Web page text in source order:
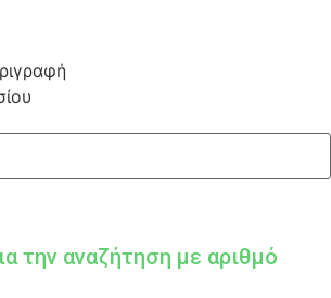
την αναζήτηση με αριθμό